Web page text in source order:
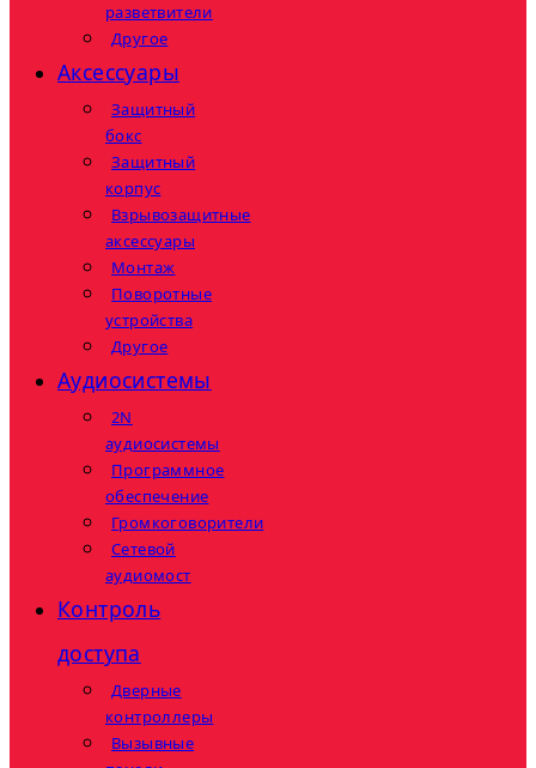
разветвители
Другое
Аксессуары
Защитный
бокс
Защитный
корпус
Взрывозащитные
аксессуары
Монтаж
Поворотные
устройства
Другое
Аудиосистемы
2N
аудиосистемы
Программное
обеспечение
Громкоговорители
Сетевой
аудиомост
Контроль
доступа
Дверные
контроллеры
Вызывные